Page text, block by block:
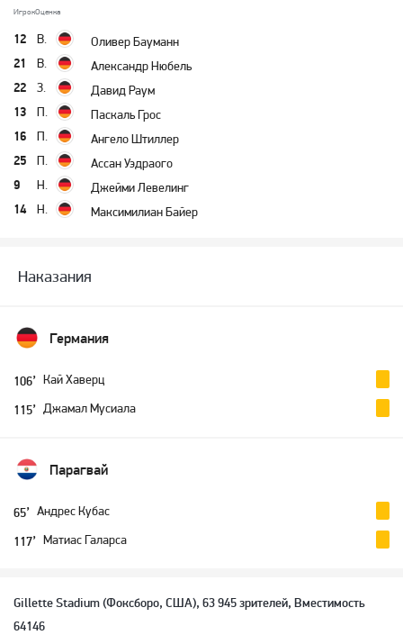
ИгрокОценка
12 В. Оливер Бауманн
21 В. Александр Нюбель
22 З. Давид Раум
13 П. Паскаль Грос
16 П. Ангело Штиллер
25 П. Ассан Уэдраого
9 Н. Джейми Левелинг
14 Н. Максимилиан Байер
Наказания
Германия
106’ Кай Хаверц
115’ Джамал Мусиала
Парагвай
65’ Андрес Кубас
117’ Матиас Галарса
Gillette Stadium (Фоксборо, США), 63 945 зрителей, Вместимость
64146